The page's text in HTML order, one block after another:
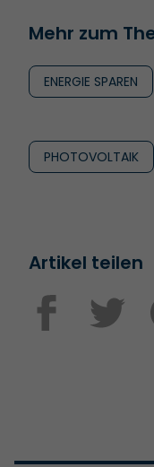
Mehr zum
ENERGIE SPAREN
PHOTOVOLTAIK
Artikel teilen